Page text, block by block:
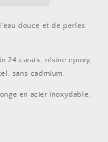
douce et de perles
24 carats, résine epoxy,
sans cadmium.
en acier inoxydable.